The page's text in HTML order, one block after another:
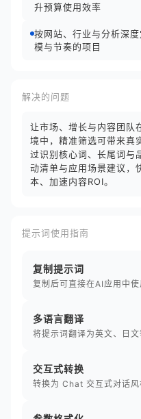
升预算使用效率
按网站、行业与分析深
模与节奏的项目
解决的问题
让市场、增长与内容团队
境中，精准筛选可带来真
过识别核心词、长尾词与
动清单与应用场景建议，
本、加速内容ROI。
提示词使用指南
复制提示词
复制后可直接在AI应用中使
多语言翻译
将提示词翻译为英文、日
交互式转换
转换为 Chat 交互式对话风